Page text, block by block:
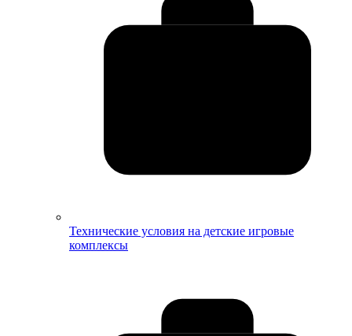
Технические условия на детские игровые
комплексы